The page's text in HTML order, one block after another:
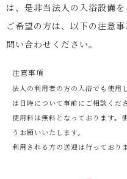
は、是非当法人の入浴設備を
ご希望の方は、以下の注意
問い合わせください。
注意事項
法人の利用者の方の入浴でも使用
は日時について事前にご相談くださ
使用料は無料となっております。
うお願いいたします。
利用される方の送迎は行っており